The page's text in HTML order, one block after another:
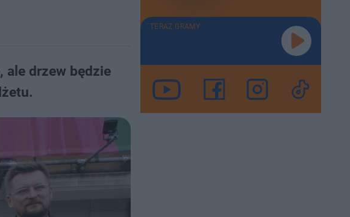
ale drzew będzie
TERAZ GRAMY